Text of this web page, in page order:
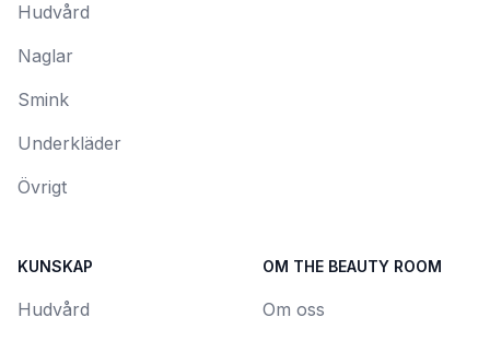
Hudvård
Naglar
Smink
Underkläder
Övrigt
KUNSKAP
Hudvård
OM THE BEAUTY ROOM
Om oss